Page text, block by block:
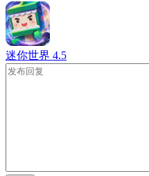
迷你世界 4.5